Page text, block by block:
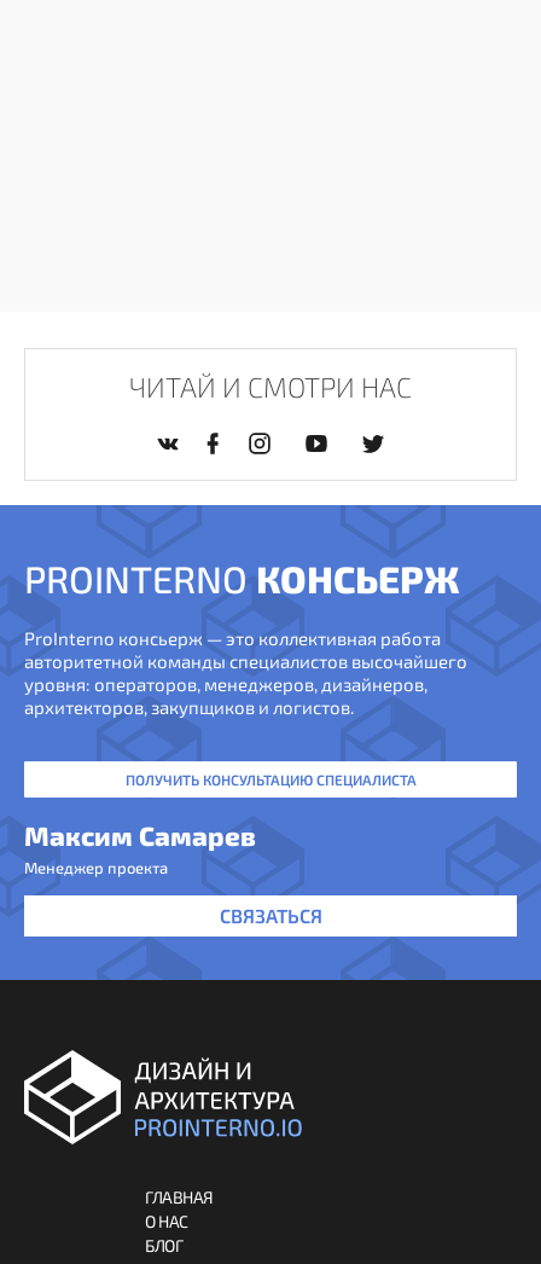
ЧИТАЙ И СМОТРИ НАС
PROINTERNO КОНСЬЕРЖ
ProInterno консьерж — это коллективная работа
авторитетной команды специалистов высочайшего
уровня: операторов, менеджеров, дизайнеров,
архитекторов, закупщиков и логистов.
ПОЛУЧИТЬ КОНСУЛЬТАЦИЮ СПЕЦИАЛИСТА
Максим Самарев
Менеджер проекта
СВЯЗАТЬСЯ
ГЛАВНАЯ
О НАС
БЛОГ